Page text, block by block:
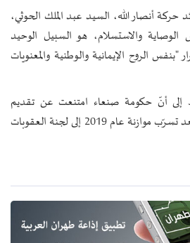
أنصار الله، السيد عبد الملك الحوثي،
الوصاية والاستسلام، هو السبيل الوحيد
"بنفس الروح الإيمانية والوطنية والمعنويات
إلى أنّ حكومة صنعاء امتنعت عن تقديم
الموازنة أمام مجلس النواب، بعد تسرّب موازنة عام 2019 إلى لجنة العقوبات